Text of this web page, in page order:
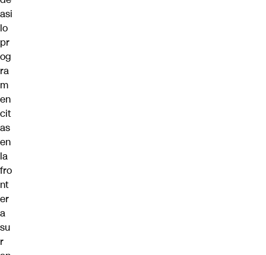
asi
lo
pr
og
ra
m
en
cit
as
en
la
fro
nt
er
a
su
r